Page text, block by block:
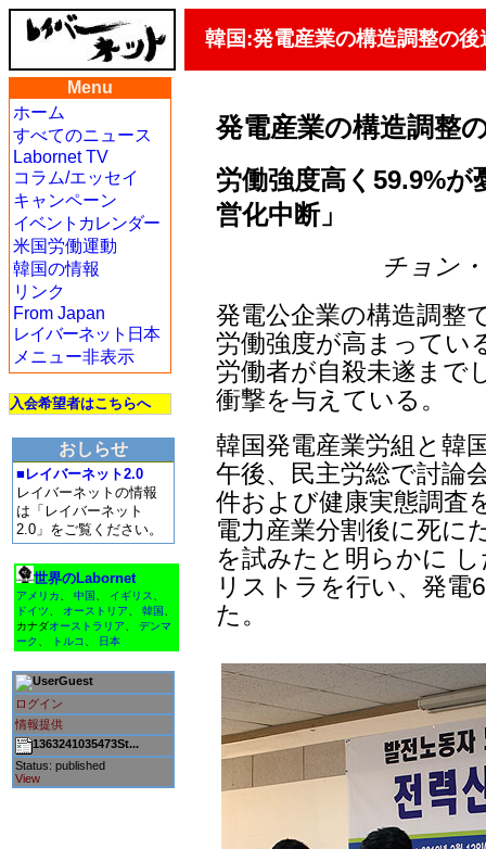
韓国:発電産業の構造調整の
Menu
ホーム
すべてのニュース
Labornet TV
コラム/エッセイ
キャンペーン
イベントカレンダー
米国労働運動
韓国の情報
リンク
From Japan
レイバーネット日本
メニュー非表示
入会希望者はこちらへ
おしらせ
■レイバーネット2.0
レイバーネットの情報
は「レイバーネット
2.0」をご覧ください。
世界のLabornet
アメリカ 中国 イギリス
ドイツ
オーストリア 韓国
カナダオーストラリア
デンマ
ーク
トルコ 日本
Guest
ログイン
情報提供
1363241035473St...
Status: published
View
発電産業の構造調整
労働強度高く59.9%が
営化中断」
チョン
発電公企業の構造調整
労働強度が高まってい
労働者が自殺未遂まで
衝撃を与えている。
韓国発電産業労組と韓
午後、民主労総で討論
件および健康実態調査
電力産業分割後に死に
を試みたと明らかに
リストラを行い、発電
た。